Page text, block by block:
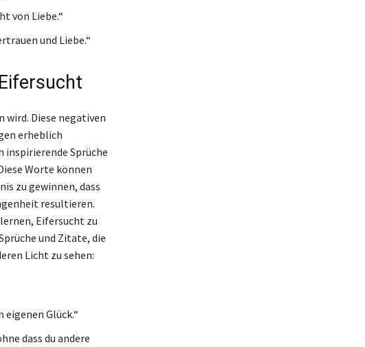
von Liebe.“
und Liebe.“
wird. Diese negativen
erheblich
inspirierende Sprüche
Worte können
zu gewinnen, dass
resultieren.
Eifersucht zu
und Zitate, die
Licht zu sehen:
eigenen Glück.“
dass du andere